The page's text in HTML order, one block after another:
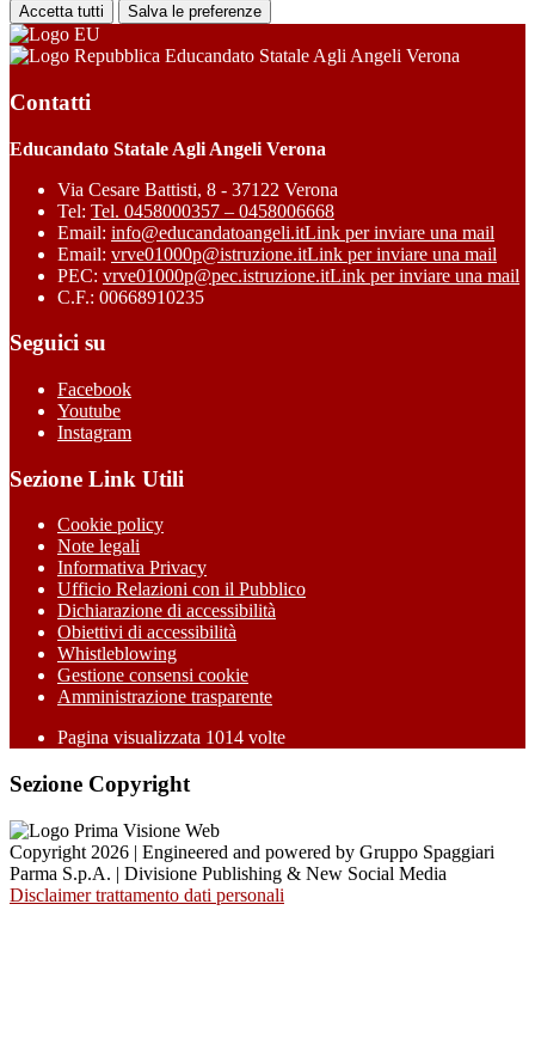
Accetta tutti Salva le preferenze
Educandato Statale Agli Angeli Verona
Contatti
Educandato Statale Agli Angeli Verona
Via Cesare Battisti, 8 - 37122 Verona
Tel: Tel. 0458000357 – 0458006668
Email: info@educandatoangeli.itLink per inviare una mail
Email: vrve01000p@istruzione.itLink per inviare una mail
PEC: vrve01000p@pec.istruzione.itLink per inviare una mail
C.F.: 00668910235
Seguici su
Facebook
Youtube
Instagram
Sezione Link Utili
Cookie policy
Note legali
Informativa Privacy
Ufficio Relazioni con il Pubblico
Dichiarazione di accessibilità
Obiettivi di accessibilità
Whistleblowing
Gestione consensi cookie
Amministrazione trasparente
Pagina visualizzata 1014 volte
Sezione Copyright
Copyright 2026 | Engineered and powered by Gruppo Spaggiari
Parma S.p.A. | Divisione Publishing & New Social Media
Disclaimer trattamento dati personali